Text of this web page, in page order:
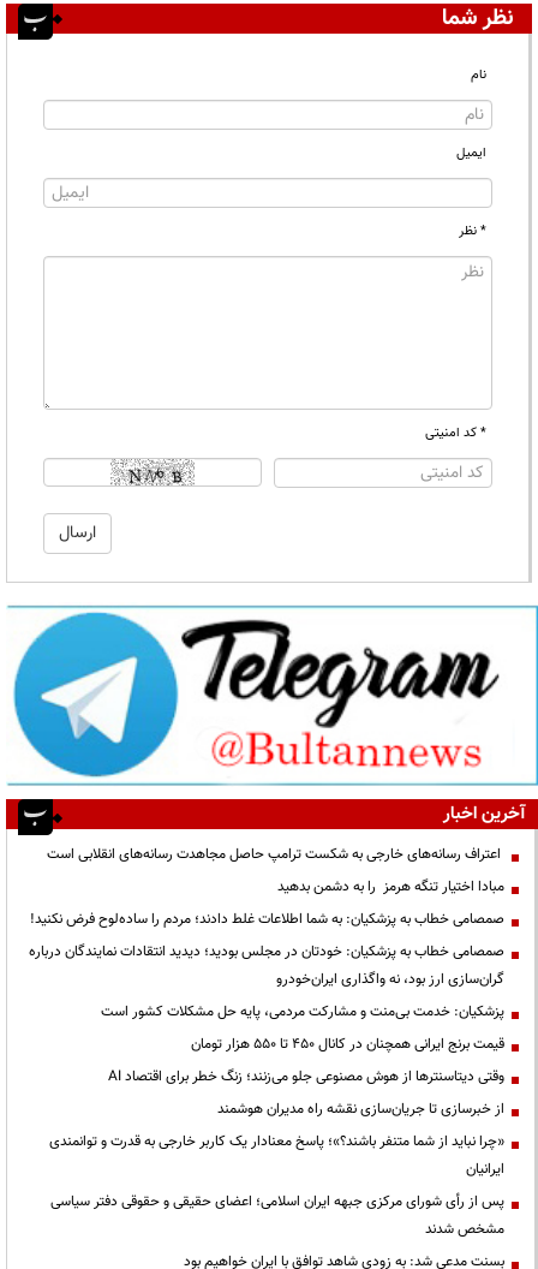
نظر شما
نام
ایمیل
* نظر
* کد امنیتی
آخرین اخبار
اعتراف رسانه‌های خارجی به شکست ترامپ حاصل مجاهدت رسانه‌های انقلابی است
مبادا اختیار تنگه هرمز را به دشمن بدهید
صمصامی خطاب به پزشکیان: به شما اطلاعات غلط دادند؛ مردم را ساده‌لوح فرض نکنید!
صمصامی خطاب به پزشکیان: خودتان در مجلس بودید؛ دیدید انتقادات نمایندگان درباره
گران‌سازی ارز بود، نه واگذاری ایران‌خودرو
پزشکیان: خدمت بی‌منت و مشارکت مردمی، پایه حل مشکلات کشور است
قیمت‌ برنج ایرانی همچنان در کانال ۴۵۰ تا ۵۵۰ هزار تومان
وقتی دیتاسنترها از هوش مصنوعی جلو می‌زنند؛ زنگ خطر برای اقتصاد AI
از خبرسازی تا جریان‌سازی نقشه راه مدیران هوشمند
«چرا نباید از شما متنفر باشند؟»؛ پاسخ معنادار یک کاربر خارجی به قدرت و توانمندی
ایرانیان
پس از رأی شورای مرکزی جبهه ایران اسلامی؛ اعضای حقیقی و حقوقی دفتر سیاسی
مشخص شدند
بسنت مدعی شد: به زودی شاهد توافق با ایران خواهیم بود